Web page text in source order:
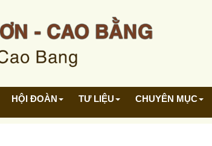
HỘI ĐOÀN TƯ LIỆU CHUYÊN MỤC